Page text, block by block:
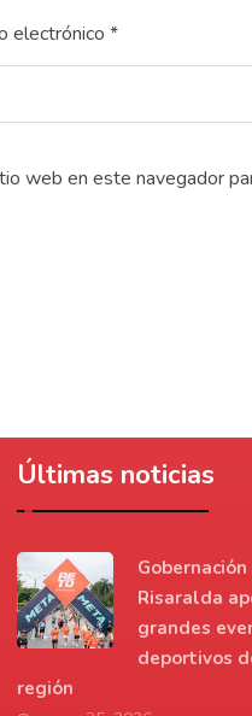
electrónico *
web en este navegador
Últimas noticias
Gobernación
Risaralda
grandes
deportivos
región